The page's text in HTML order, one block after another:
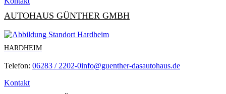
AUTOHAUS GÜNTHER GMBH
HARDHEIM
Telefon: 06283 / 2202-0info@guenther-dasautohaus.de
Kontakt